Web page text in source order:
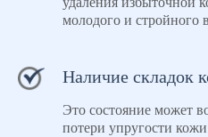
молодого и стройного
Наличие складок
Это состояние может
потери упругости